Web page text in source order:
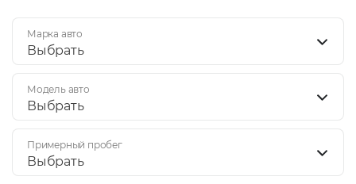
Марка авто
Выбрать
Модель авто
Выбрать
Примерный пробег
Выбрать